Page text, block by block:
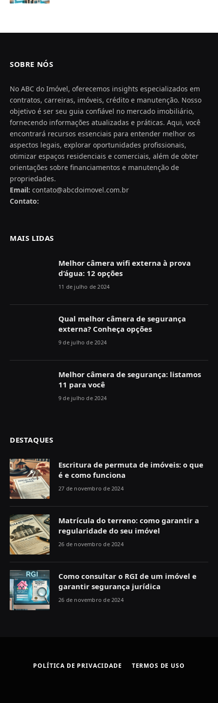
SOBRE NÓS
No ABC do Imóvel, oferecemos insights especializados em
contratos, carreiras, imóveis, crédito e manutenção. Nosso
objetivo é ser seu guia confiável no mercado imobiliário,
fornecendo informações atualizadas e práticas. Aqui, você
encontrará recursos essenciais para entender melhor os
aspectos legais, explorar oportunidades profissionais,
otimizar espaços residenciais e comerciais, além de obter
orientações sobre financiamentos e manutenção de
propriedades.
Email: contato@abcdoimovel.com.br
Contato:
MAIS LIDAS
Melhor câmera wifi externa à prova
d’água: 12 opções
11 de julho de 2024
Qual melhor câmera de segurança
externa? Conheça opções
9 de julho de 2024
Melhor câmera de segurança: listamos
11 para você
9 de julho de 2024
DESTAQUES
Escritura de permuta de imóveis: o que
é e como funciona
27 de novembro de 2024
Matrícula do terreno: como garantir a
regularidade do seu imóvel
26 de novembro de 2024
Como consultar o RGI de um imóvel e
garantir segurança jurídica
26 de novembro de 2024
POLÍTICA DE PRIVACIDADE TERMOS DE USO